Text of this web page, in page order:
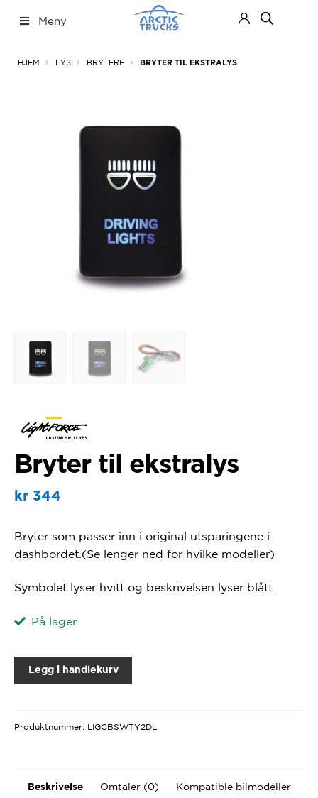
til
til
Meny
HJEM LYS BRYTERE BRYTER TIL EKSTRALYS
Bryter til ekstralys
kr344
Bryter som passer inn i original utsparingene i
dashbordet.(Se lenger ned for hvilke modeller)
Symbolet lyser hvitt og beskrivelsen lyser blått.
På lager
Legg i handlekurv
Produktnummer: LIGCBSWTY2DL
Beskrivelse Omtaler (0) Kompatible bilmodeller